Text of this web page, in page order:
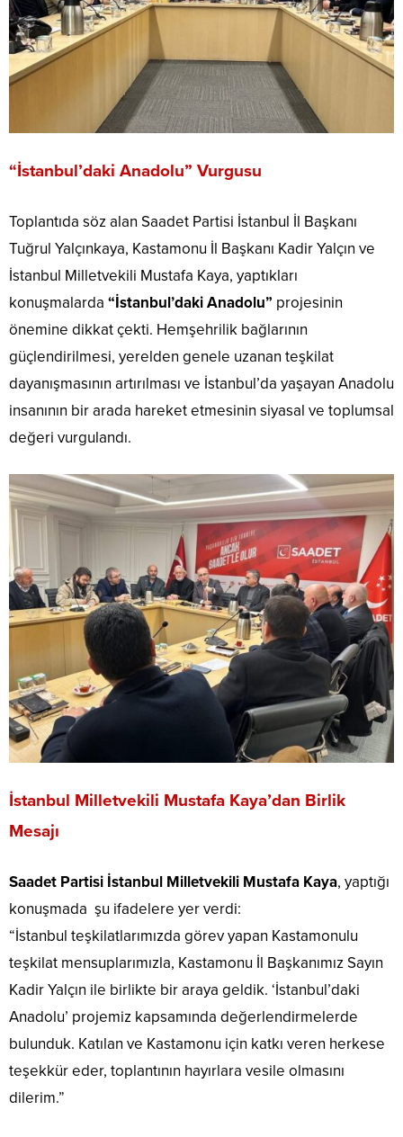
“İstanbul’daki Anadolu” Vurgusu
Toplantıda söz alan Saadet Partisi İstanbul İl Başkanı
Tuğrul Yalçınkaya, Kastamonu İl Başkanı Kadir Yalçın ve
İstanbul Milletvekili Mustafa Kaya, yaptıkları
konuşmalarda “İstanbul’daki Anadolu” projesinin
önemine dikkat çekti. Hemşehrilik bağlarının
güçlendirilmesi, yerelden genele uzanan teşkilat
dayanışmasının artırılması ve İstanbul’da yaşayan Anadolu
insanının bir arada hareket etmesinin siyasal ve toplumsal
değeri vurgulandı.
İstanbul Milletvekili Mustafa Kaya’dan Birlik
Mesajı
Saadet Partisi İstanbul Milletvekili Mustafa Kaya, yaptığı
konuşmada şu ifadelere yer verdi:
“İstanbul teşkilatlarımızda görev yapan Kastamonulu
teşkilat mensuplarımızla, Kastamonu İl Başkanımız Sayın
Kadir Yalçın ile birlikte bir araya geldik. ‘İstanbul’daki
Anadolu’ projemiz kapsamında değerlendirmelerde
bulunduk. Katılan ve Kastamonu için katkı veren herkese
teşekkür eder, toplantının hayırlara vesile olmasını
dilerim.”